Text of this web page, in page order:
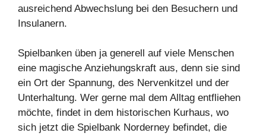
ausreichend Abwechslung bei den Besuchern und
Insulanern.
Spielbanken üben ja generell auf viele Menschen
eine magische Anziehungskraft aus, denn sie sind
ein Ort der Spannung, des Nervenkitzel und der
Unterhaltung. Wer gerne mal dem Alltag entfliehen
möchte, findet in dem historischen Kurhaus, wo
sich jetzt die Spielbank Norderney befindet, die